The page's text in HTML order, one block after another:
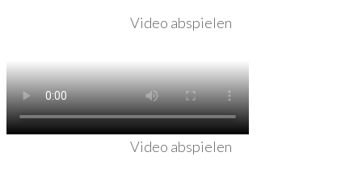
Video abspielen
Video abspielen